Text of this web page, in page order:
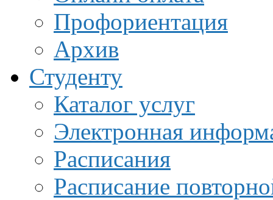
Профориентация
Архив
Студенту
Каталог услуг
Электронная
Расписания
Расписание